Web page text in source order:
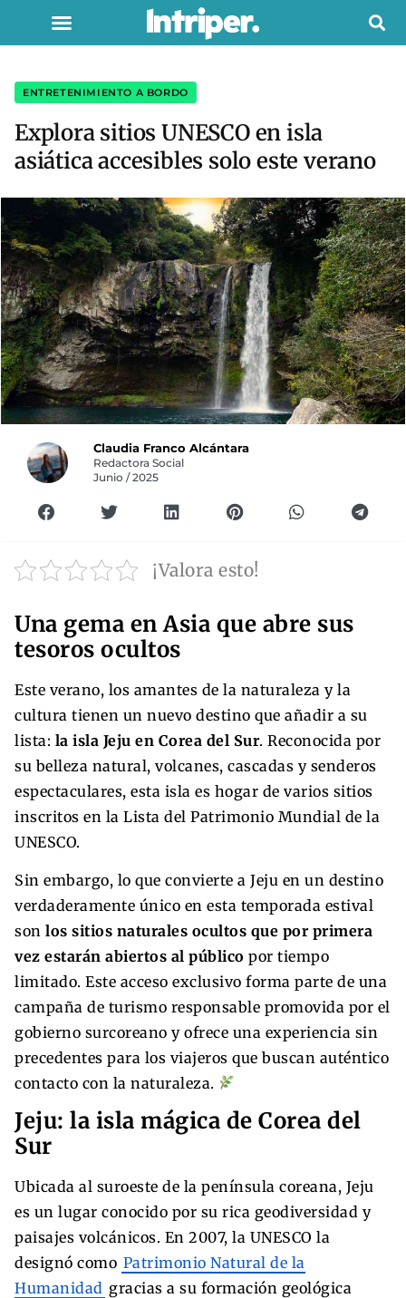
ENTRETENIMIENTO A BORDO
Explora sitios UNESCO en isla
asiática accesibles solo este verano
Claudia Franco Alcántara
Redactora Social
Junio / 2025
¡Valora esto!
Una gema en Asia que abre sus
tesoros ocultos
Este verano, los amantes de la naturaleza y la
cultura tienen un nuevo destino que añadir a su
lista: la isla Jeju en Corea del Sur. Reconocida por
su belleza natural, volcanes, cascadas y senderos
espectaculares, esta isla es hogar de varios sitios
inscritos en la Lista del Patrimonio Mundial de la
UNESCO.
Sin embargo, lo que convierte a Jeju en un destino
verdaderamente único en esta temporada estival
son los sitios naturales ocultos que por primera
vez estarán abiertos al público por tiempo
limitado. Este acceso exclusivo forma parte de una
campaña de turismo responsable promovida por el
gobierno surcoreano y ofrece una experiencia sin
precedentes para los viajeros que buscan auténtico
contacto con la naturaleza.
Jeju: la isla mágica de Corea del
Sur
Ubicada al suroeste de la península coreana, Jeju
es un lugar conocido por su rica geodiversidad y
paisajes volcánicos. En 2007, la UNESCO la
designó como Patrimonio Natural de la
Humanidad gracias a su formación geológica